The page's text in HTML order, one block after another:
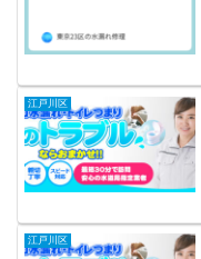
江戸川区
江戸川区